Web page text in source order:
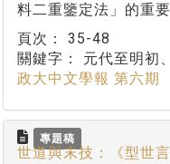
料二重鑒定法」的重要
頁次： 35-48
關鍵字： 元代至明初
政大中文學報 第六期
專題稿
世道與末技：《型世